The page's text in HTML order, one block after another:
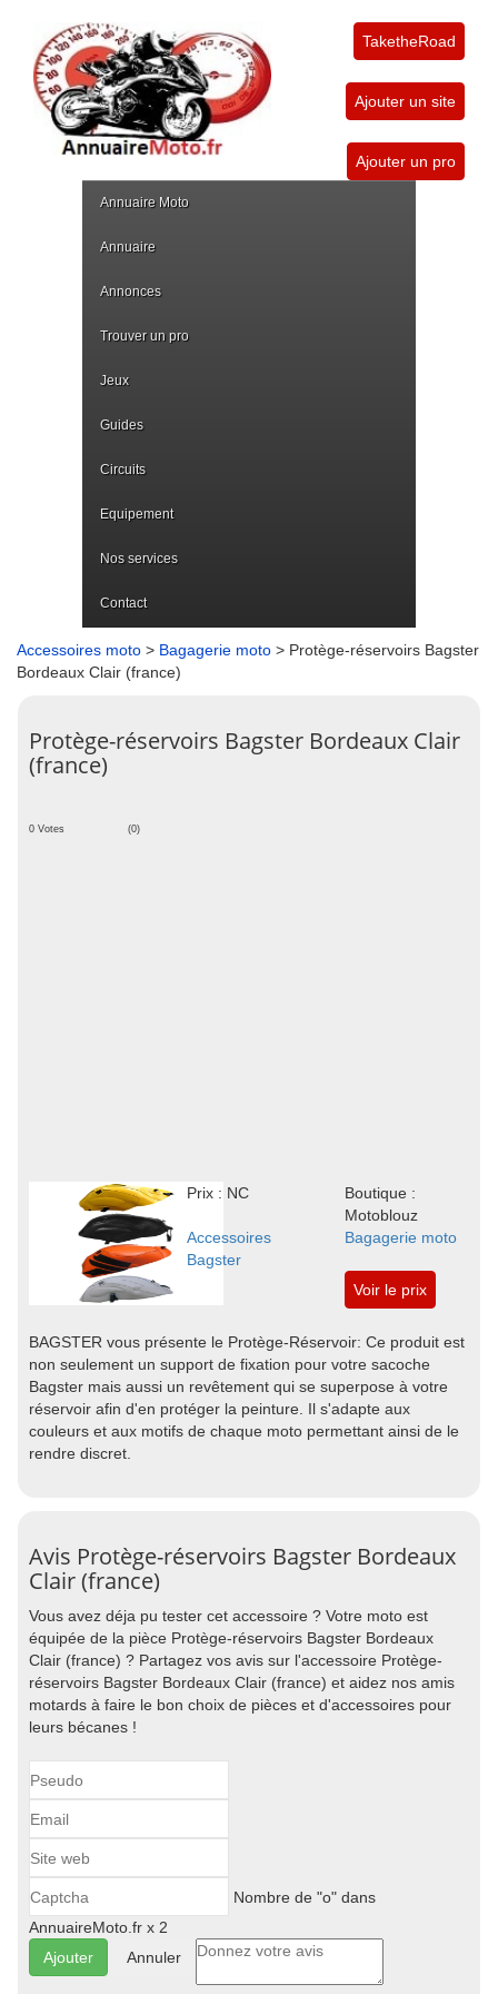
TaketheRoad
Ajouter un site
Ajouter un pro
Annuaire Moto
Annuaire
Annonces
Trouver un pro
Jeux
Guides
Circuits
Equipement
Nos services
Contact
Accessoires moto > Bagagerie moto > Protège-réservoirs Bagster
Bordeaux Clair (france)
Protège-réservoirs Bagster Bordeaux Clair
(france)
0 Votes (0)
Prix : NC
Boutique :
Motoblouz
Accessoires
Bagster
Bagagerie moto
Voir le prix
BAGSTER vous présente le Protège-Réservoir: Ce produit est
non seulement un support de fixation pour votre sacoche
Bagster mais aussi un revêtement qui se superpose à votre
réservoir afin d'en protéger la peinture. Il s'adapte aux
couleurs et aux motifs de chaque moto permettant ainsi de le
rendre discret.
Avis Protège-réservoirs Bagster Bordeaux
Clair (france)
Vous avez déja pu tester cet accessoire ? Votre moto est
équipée de la pièce Protège-réservoirs Bagster Bordeaux
Clair (france) ? Partagez vos avis sur l'accessoire Protège-
réservoirs Bagster Bordeaux Clair (france) et aidez nos amis
motards à faire le bon choix de pièces et d'accessoires pour
leurs bécanes !
Nombre de "o" dans
AnnuaireMoto.fr x 2
Annuler